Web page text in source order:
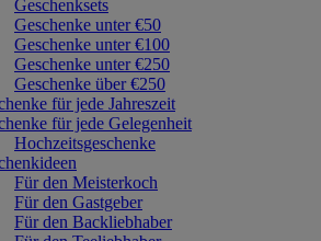
Geschenksets
Geschenke unter €50
Geschenke unter €100
Geschenke unter €250
Geschenke über €250
für jede Jahreszeit
für jede Gelegenheit
Hochzeitsgeschenke
Für den Meisterkoch
Für den Gastgeber
Für den Backliebhaber